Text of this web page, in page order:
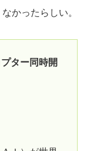
かったらしい。
ター同時開